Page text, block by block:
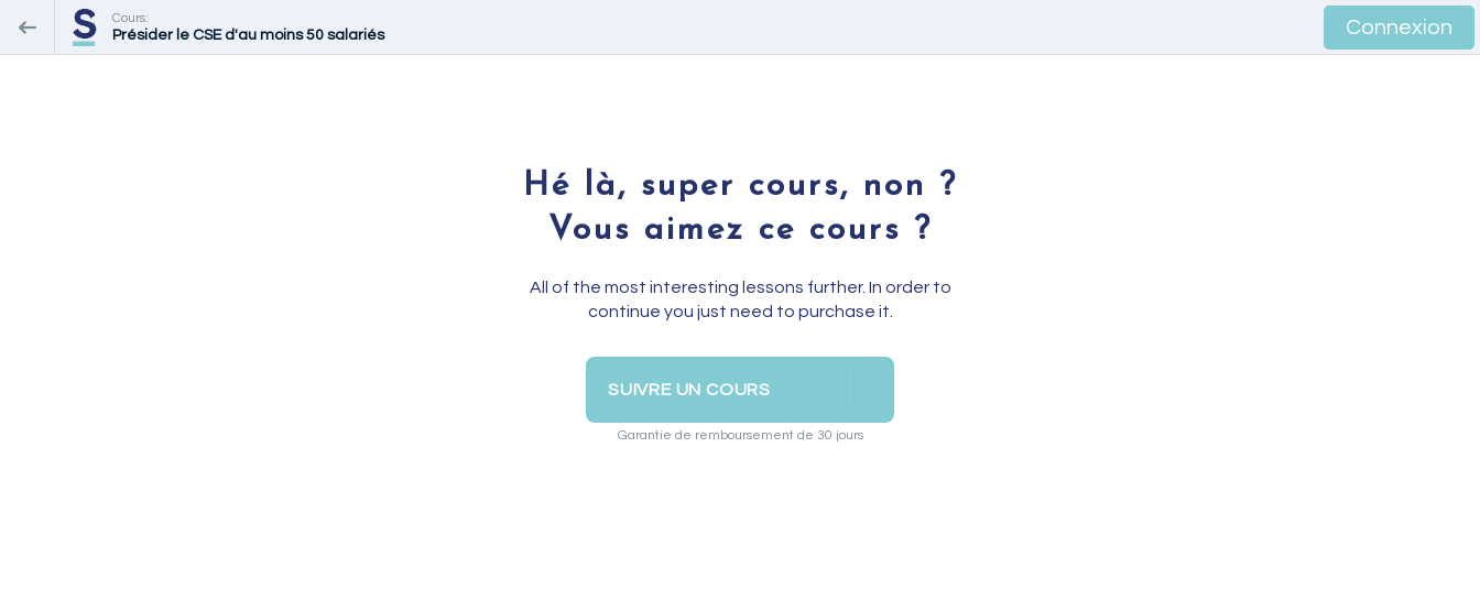
Cours:
Présider le CSE d'au moins 50 salariés Connexion
Hé là, super cours, non ?
Vous aimez ce cours ?
All of the most interesting lessons further. In order to
continue you just need to purchase it.
SUIVRE UN COURS
Garantie de remboursement de 30 jours